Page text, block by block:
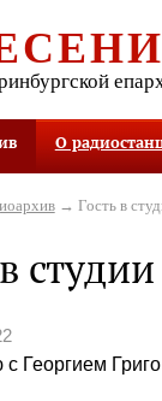
О
→ Гость в
студии
с Георгием